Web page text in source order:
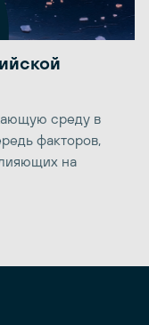
среду в
факторов,
на